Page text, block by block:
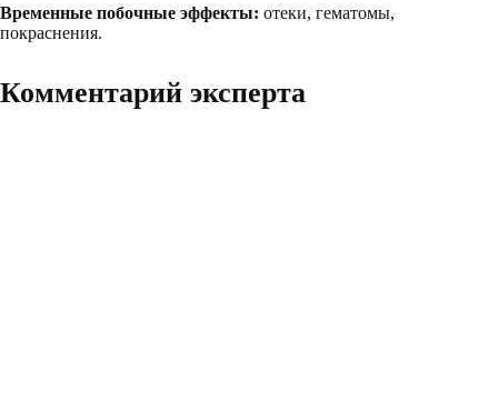
Временные побочные эффекты: отеки, гематомы,
покраснения.
Комментарий эксперта